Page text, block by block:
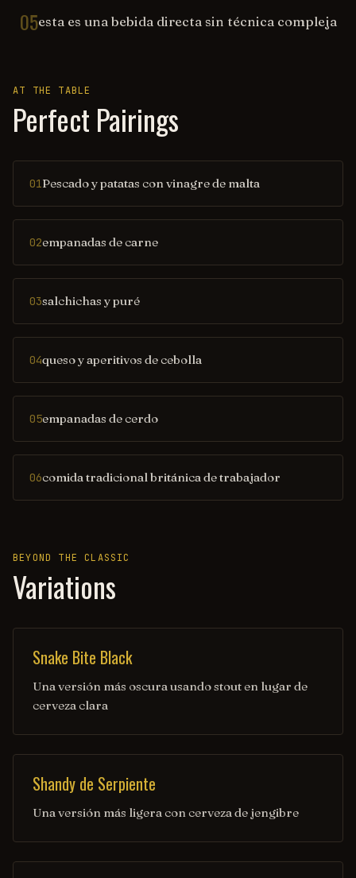
05esta es una bebida directa sin técnica compleja
AT THE TABLE
Perfect Pairings
01Pescado y patatas con vinagre de malta
02empanadas de carne
03salchichas y puré
04queso y aperitivos de cebolla
05empanadas de cerdo
06comida tradicional británica de trabajador
BEYOND THE CLASSIC
Variations
Snake Bite Black
Una versión más oscura usando stout en lugar de
cerveza clara
Shandy de Serpiente
Una versión más ligera con cerveza de jengibre